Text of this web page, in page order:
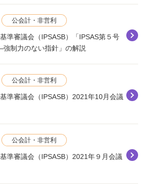
公会計・非営利
準審議会（IPSASB）「IPSAS第５号
強制力のない指針」の解説
公会計・非営利
準審議会（IPSASB）2021年10月会議
公会計・非営利
準審議会（IPSASB）2021年９月会議